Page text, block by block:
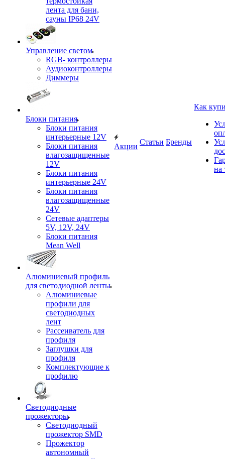
лента для бани,
сауны IP68 24V
Управление светом
RGB- контроллеры
Аудиоконтроллеры
Диммеры
Блоки питания
Блоки питания
интерьерные 12V
Блоки питания
влагозащищенные
12V
Блоки питания
интерьерные 24V
Блоки питания
влагозащищенные
24V
Сетевые адаптеры
5V, 12V, 24V
Блоки питания
Mean Well
Алюминиевый профиль
для светодиодной ленты
Алюминиевые
профили для
светодиодных
лент
Рассеиватель для
профиля
Заглушки для
профиля
Комплектующие к
профилю
Светодиодные
прожекторы
Светодиодный
прожектор SMD
Прожектор
автономный
Акции
Статьи Бренды
Как
на